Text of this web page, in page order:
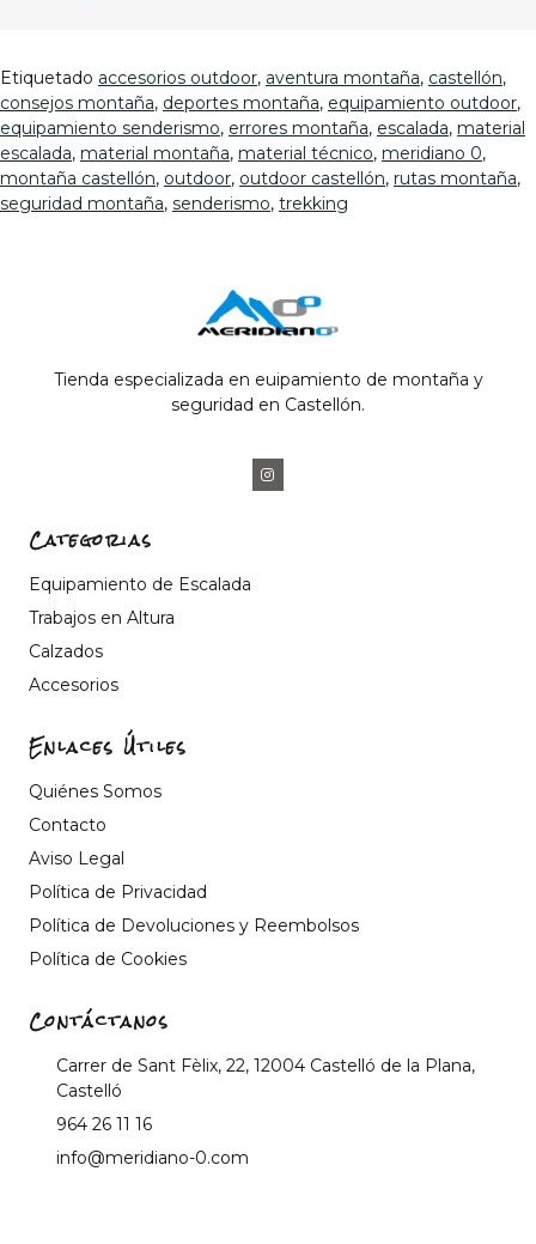
Etiquetado accesorios outdoor, aventura montaña, castellón,
consejos montaña, deportes montaña, equipamiento outdoor,
equipamiento senderismo, errores montaña, escalada, material
escalada, material montaña, material técnico, meridiano 0,
montaña castellón, outdoor, outdoor castellón, rutas montaña,
seguridad montaña, senderismo, trekking
Tienda especializada en euipamiento de montaña y
seguridad en Castellón.
Categorias
Equipamiento de Escalada
Trabajos en Altura
Calzados
Accesorios
Enlaces Útiles
Quiénes Somos
Contacto
Aviso Legal
Política de Privacidad
Política de Devoluciones y Reembolsos
Política de Cookies
Contáctanos
Carrer de Sant Fèlix, 22, 12004 Castelló de la Plana,
Castelló
964 26 11 16
info@meridiano-0.com